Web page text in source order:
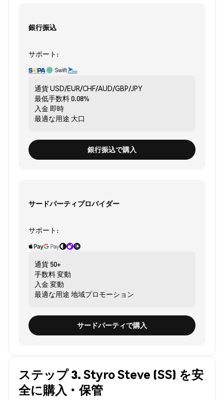
銀行振込
サポート:
通貨USD/EUR/CHF/AUD/GBP/JPY
最低手数料0.08%
入金 即時
最適な用途 大口
銀行振込で購入
サードパーティプロバイダー
サポート:
通貨 50+
手数料変動
入金 変動
最適な用途 地域プロモーション
サードパーティで購入
ステップ 3. Styro Steve (SS) を安
全に購入・保管